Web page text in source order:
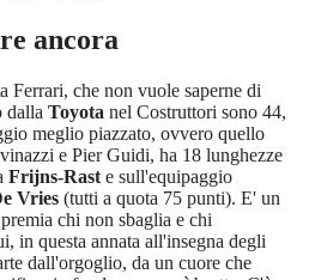
ancora
Ferrari, che non vuole saperne di
dalla Toyota nel Costruttori sono 44,
meglio piazzato, ovvero quello
e Pier Guidi, ha 18 lunghezze
Frijns-Rast e sull'equipaggio
Vries (tutti a quota 75 punti). E' un
chi non sbaglia e chi
in questa annata all'insegna degli
dall'orgoglio, da un cuore che